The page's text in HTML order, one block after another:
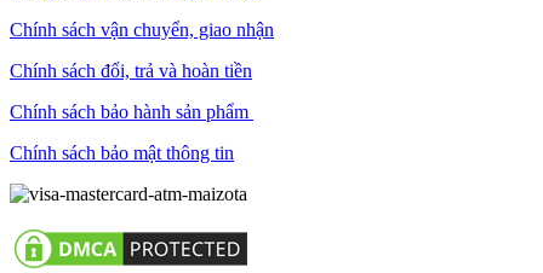
Chính sách vận chuyển, giao nhận
Chính sách đổi, trả và hoàn tiền
Chính sách bảo hành sản phẩm
Chính sách bảo mật thông tin